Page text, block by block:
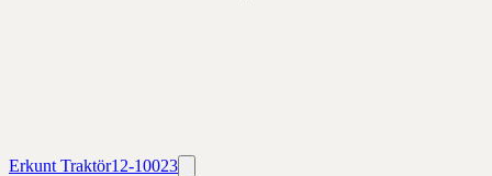
Erkunt Traktör12-10023